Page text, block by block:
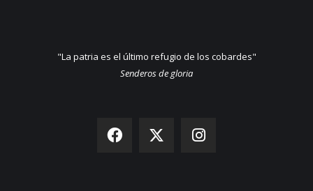
"La patria es el último refugio de los cobardes"
Senderos de gloria